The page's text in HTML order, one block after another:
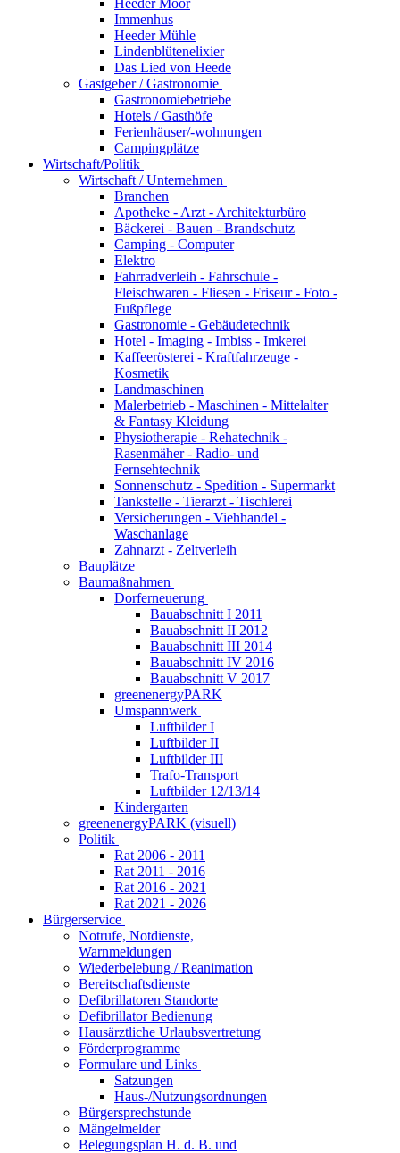
Heeder Moor
Immenhus
Heeder Mühle
Lindenblütenelixier
Das Lied von Heede
Gastgeber / Gastronomie
Gastronomiebetriebe
Hotels / Gasthöfe
Ferienhäuser/-wohnungen
Campingplätze
Wirtschaft/Politik
Wirtschaft / Unternehmen
Branchen
Apotheke - Arzt - Architekturbüro
Bäckerei - Bauen - Brandschutz
Camping - Computer
Elektro
Fahrradverleih - Fahrschule -
Fleischwaren - Fliesen - Friseur - Foto -
Fußpflege
Gastronomie - Gebäudetechnik
Hotel - Imaging - Imbiss - Imkerei
Kaffeerösterei - Kraftfahrzeuge -
Kosmetik
Landmaschinen
Malerbetrieb - Maschinen - Mittelalter
& Fantasy Kleidung
Physiotherapie - Rehatechnik -
Rasenmäher - Radio- und
Fernsehtechnik
Sonnenschutz - Spedition - Supermarkt
Tankstelle - Tierarzt - Tischlerei
Versicherungen - Viehhandel -
Waschanlage
Zahnarzt - Zeltverleih
Bauplätze
Baumaßnahmen
Dorferneuerung
Bauabschnitt I 2011
Bauabschnitt II 2012
Bauabschnitt III 2014
Bauabschnitt IV 2016
Bauabschnitt V 2017
greenenergyPARK
Umspannwerk
Luftbilder I
Luftbilder II
Luftbilder III
Trafo-Transport
Luftbilder 12/13/14
Kindergarten
greenenergyPARK (visuell)
Politik
Rat 2006 - 2011
Rat 2011 - 2016
Rat 2016 - 2021
Rat 2021 - 2026
Bürgerservice
Notrufe, Notdienste,
Warnmeldungen
Wiederbelebung / Reanimation
Bereitschaftsdienste
Defibrillatoren Standorte
Defibrillator Bedienung
Hausärztliche Urlaubsvertretung
Förderprogramme
Formulare und Links
Satzungen
Haus-/Nutzungsordnungen
Bürgersprechstunde
Mängelmelder
Belegungsplan H. d. B. und